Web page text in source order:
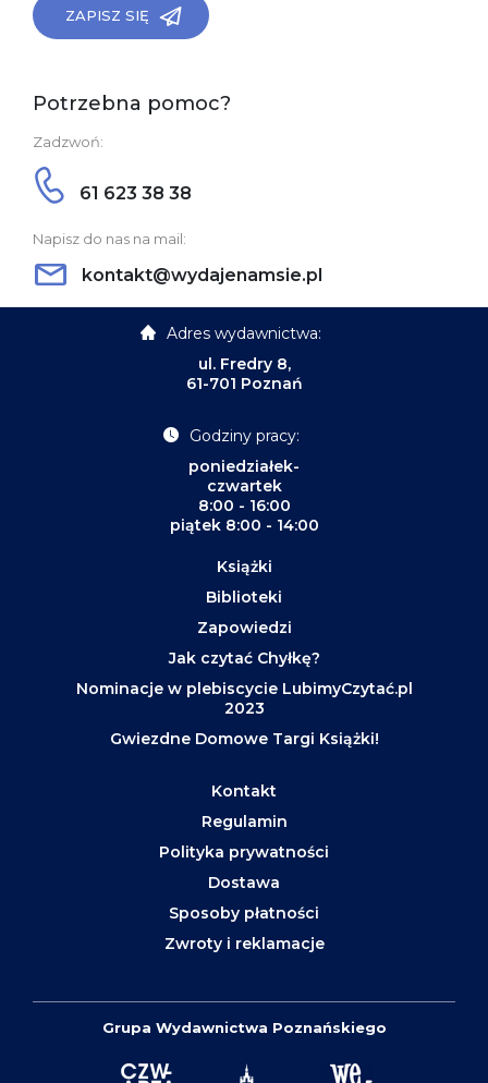
ZAPISZ SIĘ
Potrzebna pomoc?
Zadzwoń:
61 623 38 38
Napisz do nas na mail:
kontakt@wydajenamsie.pl
Adres wydawnictwa:
ul. Fredry 8,
61-701 Poznań
Godziny pracy:
poniedziałek-
czwartek
8:00 - 16:00
piątek 8:00 - 14:00
Książki
Biblioteki
Zapowiedzi
Jak czytać Chyłkę?
Nominacje w plebiscycie LubimyCzytać.pl
2023
Gwiezdne Domowe Targi Książki!
Kontakt
Regulamin
Polityka prywatności
Dostawa
Sposoby płatności
Zwroty i reklamacje
Grupa Wydawnictwa Poznańskiego